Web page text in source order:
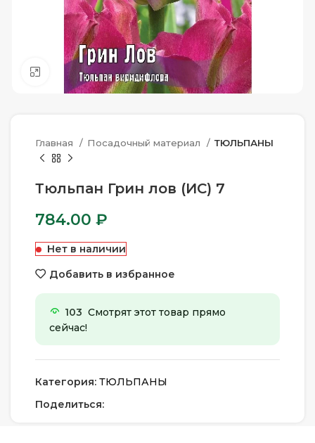
Нажмите, чтобы увеличить
Главная Посадочный материал ТЮЛЬПАНЫ
Тюльпан Грин лов (ИС) 7
784.00 ₽
Нет в наличии
Добавить в избранное
103 Смотрят этот товар прямо
сейчас!
Категория: ТЮЛЬПАНЫ
Поделиться: